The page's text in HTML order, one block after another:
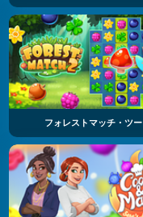
フォレストマッチ・ツー